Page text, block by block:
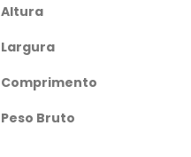
Altura
Largura
Comprimento
Peso Bruto